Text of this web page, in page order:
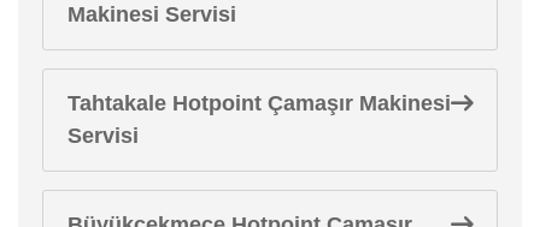
Makinesi Servisi
Tahtakale Hotpoint Çamaşır Makinesi
Servisi